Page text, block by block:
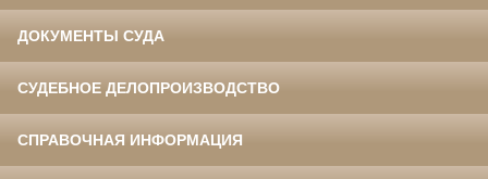
ДОКУМЕНТЫ СУДА
СУДЕБНОЕ ДЕЛОПРОИЗВОДСТВО
СПРАВОЧНАЯ ИНФОРМАЦИЯ